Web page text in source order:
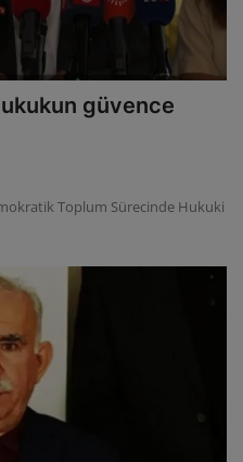
güvence
Toplum Sürecinde Hukuki